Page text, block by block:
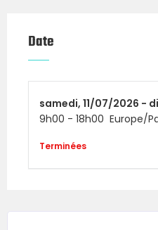
jours de compétition
OÙ ?
362 rue du mas de la
Date
samedi, 11/07/2026 -
9h00 - 18h00 Europe/
Terminées